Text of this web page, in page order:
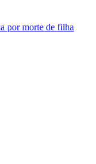
por morte de filha